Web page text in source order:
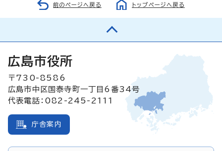
前のページへ戻る トップページへ戻る
広島市役所
〒730-8586
広島市中区国泰寺町一丁目6番34号
代表電話：082-245-2111
庁舎案内